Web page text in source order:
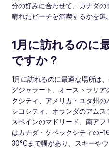
分の好みに合わせて、カナダ
晴れたビーチを満喫するかを選
1月に訪れるのに
ですか？
1月に訪れるのに最適な場所は
グジャラート、オーストラリ
クシティ、アメリカ・ユタ州
シコシティ、オランダのアムス
スペインのマドリード、南ア
はカナダ・ケベックシティの
30°Cまで幅があり、スキーや